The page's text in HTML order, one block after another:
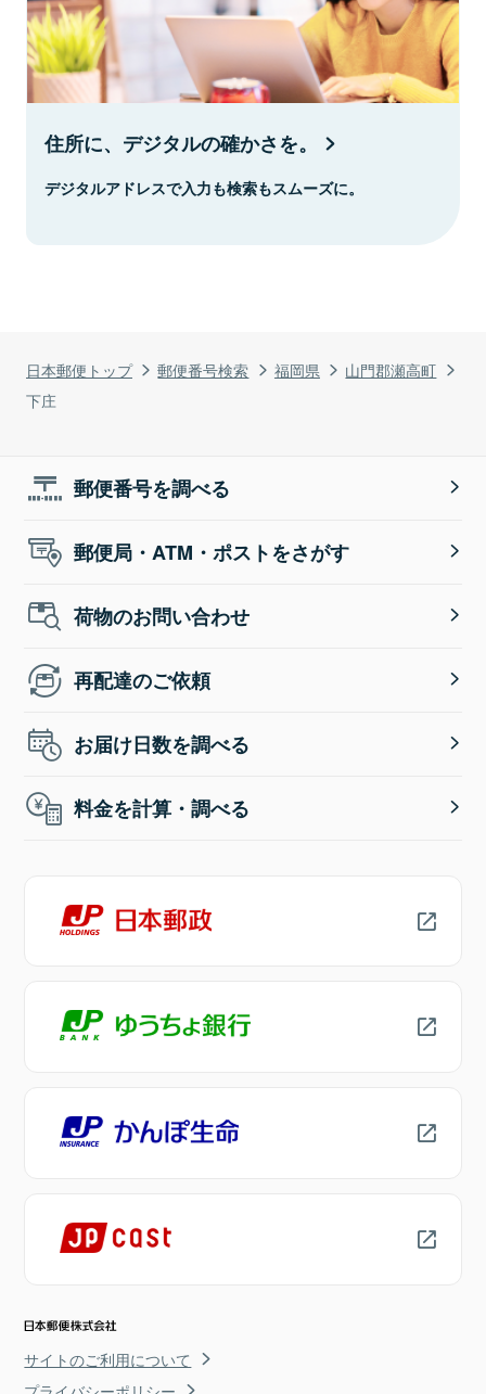
日本郵便トップ 郵便番号検索 福岡県
山門郡瀬高町
下庄
住所に、デジタルの確かさを。
デジタルアドレスで入力も検索もスムーズに。
郵便番号を調べる
郵便局・ATM・ポストをさがす
荷物のお問い合わせ
再配達のご依頼
お届け日数を調べる
料金を計算・調べる
サイトのご利用について